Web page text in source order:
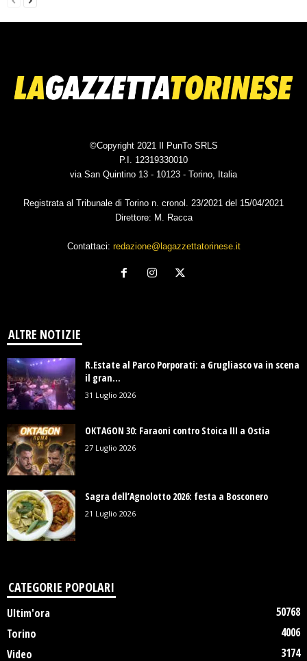
©Copyright 2021 Il PunTo SRLS
P.I. 12319330010
via San Quintino 13 - 10123 - Torino, Italia
Registrata al Tribunale di Torino n. cronol. 23/2021 del 15/04/2021
Direttore: M. Racca
Contattaci: redazione@lagazzettatorinese.it
ALTRE NOTIZIE
R.Estate al Parco Porporati: a Grugliasco va in scena
il gran...
31 Luglio 2026
OKTAGON 30: Faraoni contro Stoica III a Ostia
27 Luglio 2026
Sagra dell’Agnolotto 2026: festa a Bosconero
21 Luglio 2026
CATEGORIE POPOLARI
Ultim'ora
50768
Torino
4006
Video
3174